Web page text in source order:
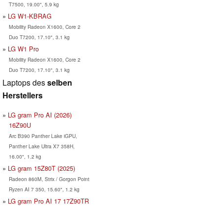
T7500, 19.00", 5.9 kg
LG W1-KBRAG
Mobility Radeon X1600, Core 2
Duo T7200, 17.10", 3.1 kg
LG W1 Pro
Mobility Radeon X1600, Core 2
Duo T7200, 17.10", 3.1 kg
Laptops desselben
Herstellers
LG gram Pro AI (2026)
16Z90U
Arc B390 Panther Lake iGPU,
Panther Lake Ultra X7 358H,
16.00", 1.2 kg
LG gram 15Z80T (2025)
Radeon 860M, Strix / Gorgon Point
Ryzen AI 7 350, 15.60", 1.2 kg
LG gram Pro AI 17 17Z90TR